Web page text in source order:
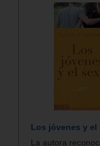
Los jóvenes y el
La autora